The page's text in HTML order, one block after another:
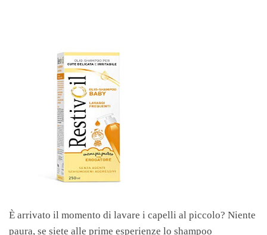
È arrivato il momento di lavare i capelli al piccolo? Niente
paura, se siete alle prime esperienze lo shampoo